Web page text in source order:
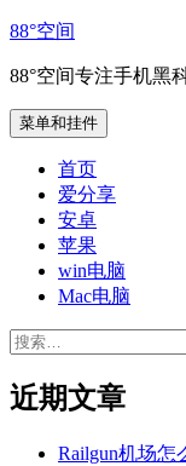
跳
内
容
88°空间
88°空间专注手机黑
菜单和挂件
首页
爱分享
安卓
苹果
win电脑
Mac电脑
搜
近期文章
Railgun机场怎